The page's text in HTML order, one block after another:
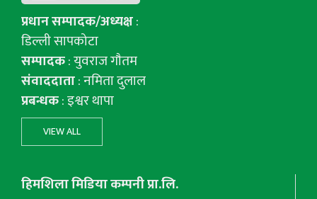
प्रधान सम्पादक/अध्यक्ष:
डिल्ली सापकोटा
सम्पादक: युवराज गाैतम
संवाददाता: नमिता दुलाल
प्रबन्धक: इश्वर थापा
VIEW ALL
हिमशिला मिडिया कम्पनी प्रा.लि.